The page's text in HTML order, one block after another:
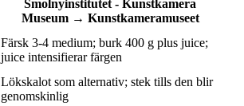
Smolnyinstitutet - Kunstkamera
Museum→ Kunstkameramuseet
Färsk 3-4 medium; burk 400 g plus juice;
juice intensifierar färgen
Lökskalot som alternativ; stek tills den blir
genomskinlig